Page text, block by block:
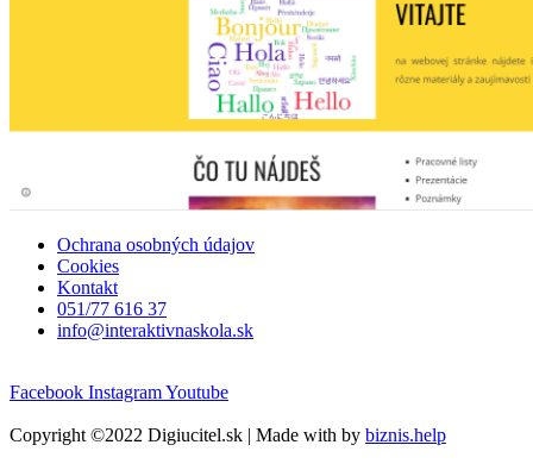
Ochrana osobných údajov
Cookies
Kontakt
051/77 616 37
info@interaktivnaskola.sk
Facebook InstagramYoutube
Copyright ©2022 Digiucitel.sk | Made with by biznis.help